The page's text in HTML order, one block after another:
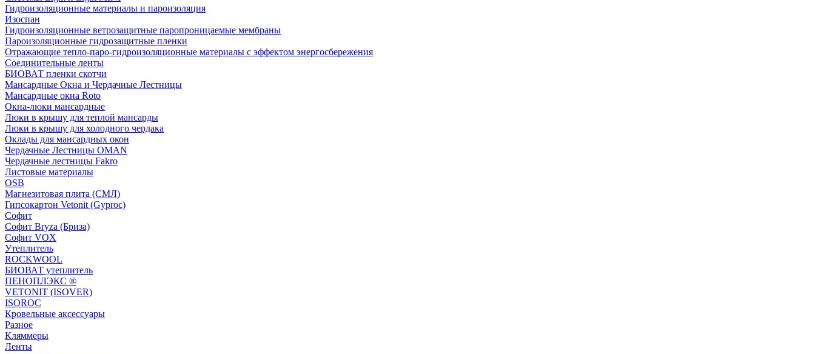
Гидроизоляционные материалы и пароизоляция
Изоспан
Гидроизоляционные ветрозащитные паропроницаемые мембраны
Пароизоляционные гидрозащитные пленки
Отражающие тепло-паро-гидроизоляционные материалы с эффектом энергосбережения
Соединительные ленты
БИОВАТ пленки скотчи
Мансардные Окна и Чердачные Лестницы
Мансардные окна Roto
Окна-люки мансардные
Люки в крышу для теплой мансарды
Люки в крышу для холодного чердака
Оклады для мансардных окон
Чердачные Лестницы OMAN
Чердачные лестницы Fakro
Листовые материалы
OSB
Магнезитовая плита (СМЛ)
Гипсокартон Vetonit (Gyproc)
Софит
Софит Bryza (Бриза)
Софит VOX
Утеплитель
ROCKWOOL
БИОВАТ утеплитель
ПЕНОПЛЭКС ®
VETONIT (ISOVER)
ISOROC
Кровельные аксессуары
Разное
Кляммеры
Ленты